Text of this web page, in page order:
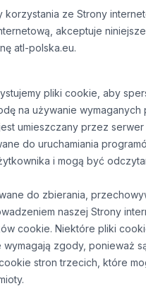
korzystania ze Strony
akceptuje
atl-polska.eu.
pliki cookie, aby
na używanie wymaganych
umieszczany przez
do uruchamiania
i mogą być
do zbierania,
naszej Strony
cookie. Niektóre pliki
zgody, ponieważ
stron trzecich, które